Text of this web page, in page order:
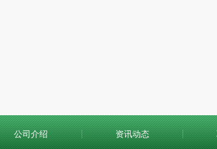
公司介绍 资讯动态